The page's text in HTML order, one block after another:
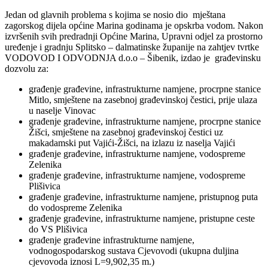
Jedan od glavnih problema s kojima se nosio dio mještana
zagorskog dijela općine Marina godinama je opskrba vodom. Nakon
izvršenih svih predradnji Općine Marina, Upravni odjel za prostorno
uređenje i gradnju Splitsko – dalmatinske županije na zahtjev tvrtke
VODOVOD I ODVODNJA d.o.o – Šibenik, izdao je građevinsku
dozvolu za:
građenje građevine, infrastrukturne namjene, procrpne stanice
Mitlo, smještene na zasebnoj građevinskoj čestici, prije ulaza
u naselje Vinovac
građenje građevine, infrastrukturne namjene, procrpne stanice
Žišci, smještene na zasebnoj građevinskoj čestici uz
makadamski put Vajići-Žišci, na izlazu iz naselja Vajići
građenje građevine, infrastrukturne namjene, vodospreme
Zelenika
građenje građevine, infrastrukturne namjene, vodospreme
Plišivica
građenje građevine, infrastrukturne namjene, pristupnog puta
do vodospreme Zelenika
građenje građevine, infrastrukturne namjene, pristupne ceste
do VS Plišivica
građenje građevine infrastrukturne namjene,
vodnogospodarskog sustava Cjevovodi (ukupna duljina
cjevovoda iznosi L=9,902,35 m.)